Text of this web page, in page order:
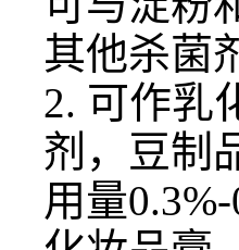
其他杀菌
2. 可作乳
剂，豆制
用量